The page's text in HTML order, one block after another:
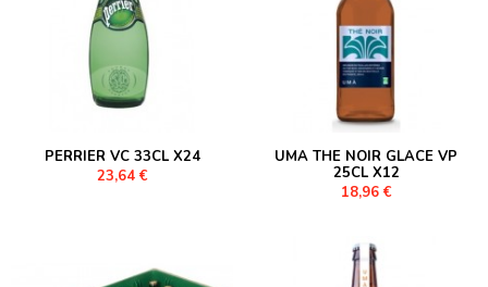
PERRIER VC 33CL X24
23,64 €
UMA THE NOIR GLACE VP
25CL X12
18,96 €